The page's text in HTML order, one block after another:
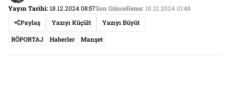
Yayın Tarihi:18.12.2024 08:57Son Güncelleme:18.12.2024 10:48
Paylaş
Yazıyı Küçült Yazıyı Büyüt
RÖPORTAJ Haberler Manşet